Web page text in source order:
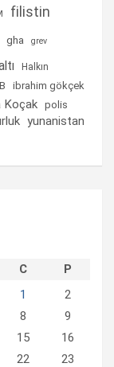
filistin
gha grev
Halkın
ibrahim gökçek
Koçak polis
yunanistan
C
P
1
2
8
9
15
16
22
23